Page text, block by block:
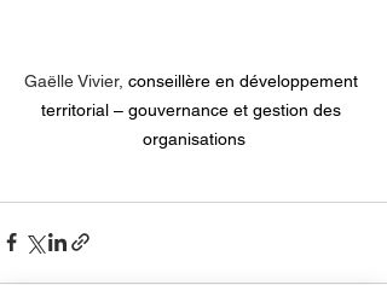
Gaëlle Vivier, conseillère en développement
territorial – gouvernance et gestion des
organisations